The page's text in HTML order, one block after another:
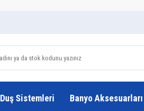
Duş Sistemleri Banyo Aksesuarları